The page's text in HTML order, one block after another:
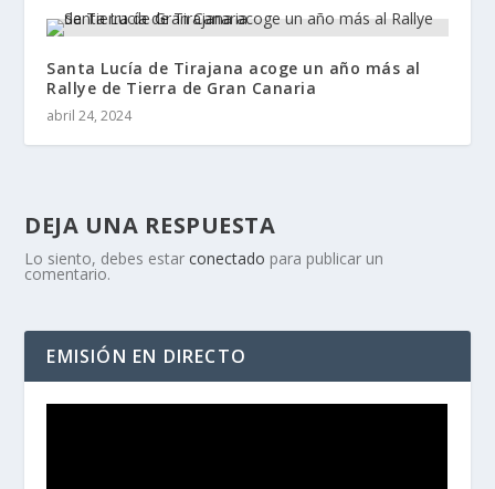
Santa Lucía de Tirajana acoge un año más al
Rallye de Tierra de Gran Canaria
abril 24, 2024
DEJA UNA RESPUESTA
Lo siento, debes estarconectado para publicar un
comentario.
EMISIÓN EN DIRECTO